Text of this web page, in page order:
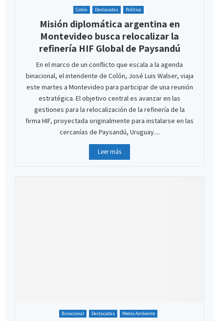
Colón Destacadas Política
Misión diplomática argentina en
Montevideo busca relocalizar la
refinería HIF Global de Paysandú
En el marco de un conflicto que escala a la agenda
binacional, el intendente de Colón, José Luis Walser, viaja
este martes a Montevideo para participar de una reunión
estratégica. El objetivo central es avanzar en las
gestiones para la relocalización de la refinería de la
firma HIF, proyectada originalmente para instalarse en las
cercanías de Paysandú, Uruguay....
Leer más
Binacional Destacadas Medio Ambiente